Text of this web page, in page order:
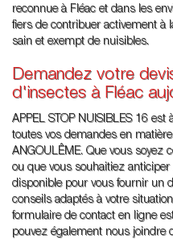
reconnue à Fléac et dans les
fiers de contribuer activement à
sain et exempt de nuisibles.
Demandez votre
d'insectes à Fléac
APPEL STOP NUISIBLES 16
toutes vos demandes en
ANGOULÊME. Que vous soyez
ou que vous souhaitiez
disponible pour vous fournir un
conseils adaptés à votre
formulaire de contact en ligne
pouvez également nous joindre